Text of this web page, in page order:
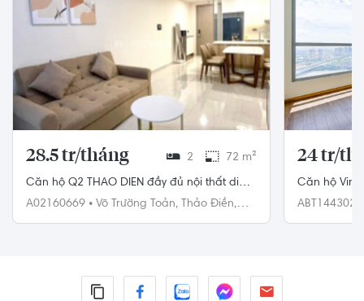
28.5 tr/tháng 2 72 m²
Căn hộ Q2 THAO DIEN đầy đủ nội thất diện
tích 72m²
A02160669 • Võ Trường Toản, Thảo Điền,
24 tr/
Căn hộ
2PN 82.1m²
ABT144302